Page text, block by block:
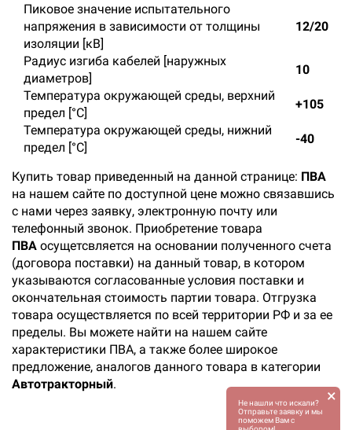
Пиковое значение испытательного
напряжения в зависимости от толщины
изоляции [кВ]
12/20
Радиус изгиба кабелей [наружных
диаметров]
10
Температура окружающей среды, верхний
предел [°C]
+105
Температура окружающей среды, нижний
предел [°C]
-40
Купить товар приведенный на данной странице: ПВА
на нашем сайте по доступной цене можно связавшись
с нами через заявку, электронную почту или
телефонный звонок. Приобретение товара
ПВА осущетсвляется на основании полученного счета
(договора поставки) на данный товар, в котором
указываются согласованные условия поставки и
окончательная стоимость партии товара. Отгрузка
товара осуществляется по всей территории РФ и за ее
пределы. Вы можете найти на нашем сайте
характеристики ПВА, а также более широкое
предложение, аналогов данного товара в категории
Автотракторный.
Не нашли что искали?
Отправьте заявку и мы
поможем Вам с
×